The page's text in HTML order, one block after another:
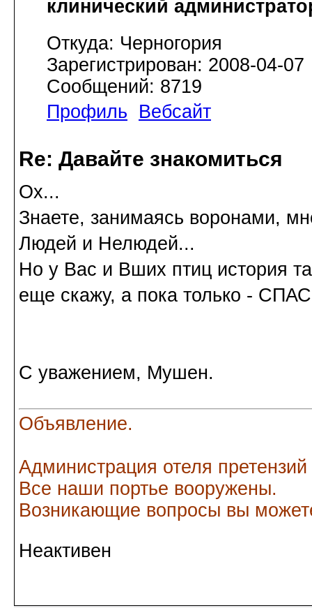
клинический
Откуда: Черногория
Зарегистрирован: 2008-04-07
Сообщений: 8719
Профиль
Вебсайт
Re: Давайте знакомиться
Ох...
Знаете, занимаясь воронами,
Людей и Нелюдей...
Но у Вас и Вших птиц история
еще скажу, а пока только -
С уважением, Мушен.
Объявление.
Администрация отеля
Все наши портье вооружены.
Возникающие вопросы вы
Неактивен